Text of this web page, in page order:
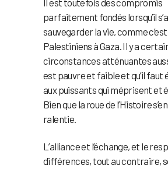
parfaitement fondés lorsqu’il
sauvegarder la vie, comme
Palestiniens à Gaza. Il y a
circonstances atténuantes
est pauvre et faible et qu’il faut
aux puissants qui méprisent et
Bien que la roue de l’Histoire
ralentie.
L’alliance et l’échange, et le
différences, tout au contraire,